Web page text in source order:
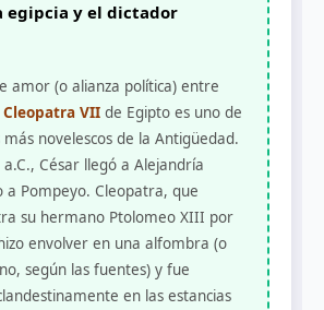
egipcia y el dictador
amor (o alianza política) entre
Cleopatra VII de Egipto es uno de
más novelescos de la Antigüedad.
César llegó a Alejandría
a Pompeyo. Cleopatra, que
su hermano Ptolomeo XIII por
envolver en una alfombra (o
según las fuentes) y fue
en las estancias